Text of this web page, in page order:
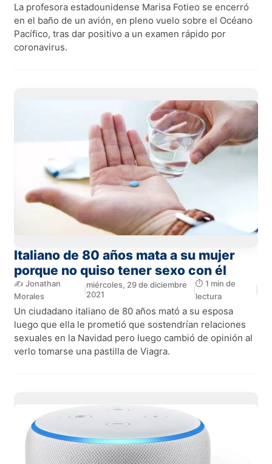
La profesora estadounidense Marisa Fotieo se encerró
en el baño de un avión, en pleno vuelo sobre el Océano
Pacífico, tras dar positivo a un examen rápido por
coronavirus.
Italiano de 80 años mata a su mujer
porque no quiso tener sexo con él
✍️ Jonathan
Morales
miércoles, 29 de diciembre
2021
⏱️ 1 min de
lectura
Un ciudadano italiano de 80 años mató a su esposa
luego que ella le prometió que sostendrían relaciones
sexuales en la Navidad pero luego cambió de opinión al
verlo tomarse una pastilla de Viagra.